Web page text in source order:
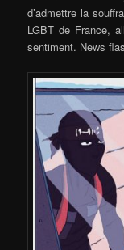
d’admettre la
LGBT de France,
sentiment. News